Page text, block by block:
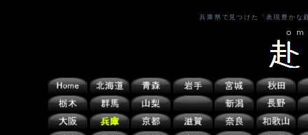
兵庫県で見つけた「表現豊かな